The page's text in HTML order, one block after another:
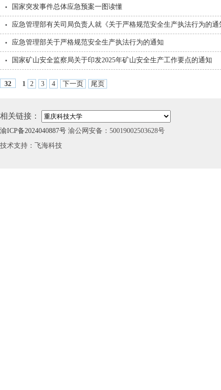
国家突发事件总体应急预案一图读懂
应急管理部有关司局负责人就《关于严格规范安全生产执法行为的
应急管理部关于严格规范安全生产执法行为的通知
国家矿山安全监察局关于印发2025年矿山安全生产工作要点的通知
32 1 2 3 4 下一页 尾页
相关链接：
渝ICP备2024040887号 渝公网安备：50019002503628号
技术支持：飞海科技